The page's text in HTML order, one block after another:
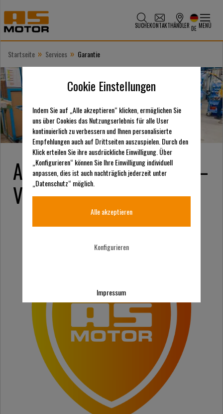
SUCHEKONTAKTHÄNDLER DE MENÜ
Startseite » Services » Garantie
AS-Motor Garantievorteil –
Vertrauen durch Leistung
Cookie Einstellungen
Indem Sie auf „Alle akzeptieren“ klicken, ermöglichen Sie
uns über Cookies das Nutzungserlebnis für alle User
kontinuierlich zu verbessern und Ihnen personalisierte
Empfehlungen auch auf Drittseiten auszuspielen. Durch den
Klick erteilen Sie ihre ausdrückliche Einwilligung. Über
„Konfigurieren“ können Sie Ihre Einwilligung individuell
anpassen, dies ist auch nachträglich jederzeit unter
„Datenschutz“ möglich.
Alle akzeptieren
Konfigurieren
Impressum